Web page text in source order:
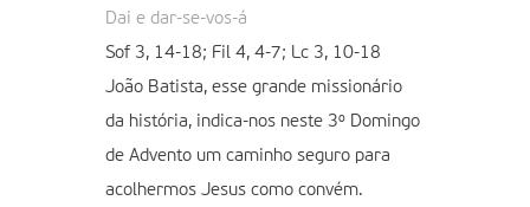
Dai e dar-se-vos-á
Sof 3, 14-18; Fil 4, 4-7; Lc 3, 10-18
João Batista, esse grande missionário
da história, indica-nos neste 3º Domingo
de Advento um caminho seguro para
acolhermos Jesus como convém.